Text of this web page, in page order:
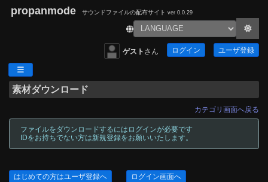
propanmode サウンドファイルの配布サイト ver 0.0.29
ゲスト さん ログイン ユーザ登録
素材ダウンロード
カテゴリ画面へ戻る
ファイルをダウンロードするにはログインが必要です
IDをお持ちでない方は新規登録をお願いいたします。
はじめての方はユーザ登録へ ログイン画面へ